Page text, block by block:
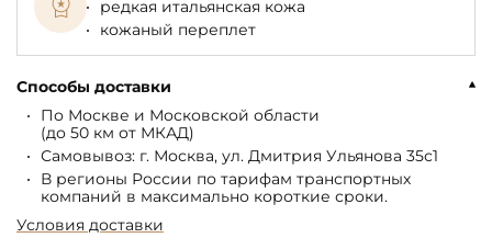
редкая итальянская кожа
кожаный переплет
Способы доставки
По Москве и Московской области
(до 50 км от МКАД)
Самовывоз: г. Москва, ул. Дмитрия Ульянова 35с1
В регионы России по тарифам транспортных
компаний в максимально короткие сроки.
Условия доставки